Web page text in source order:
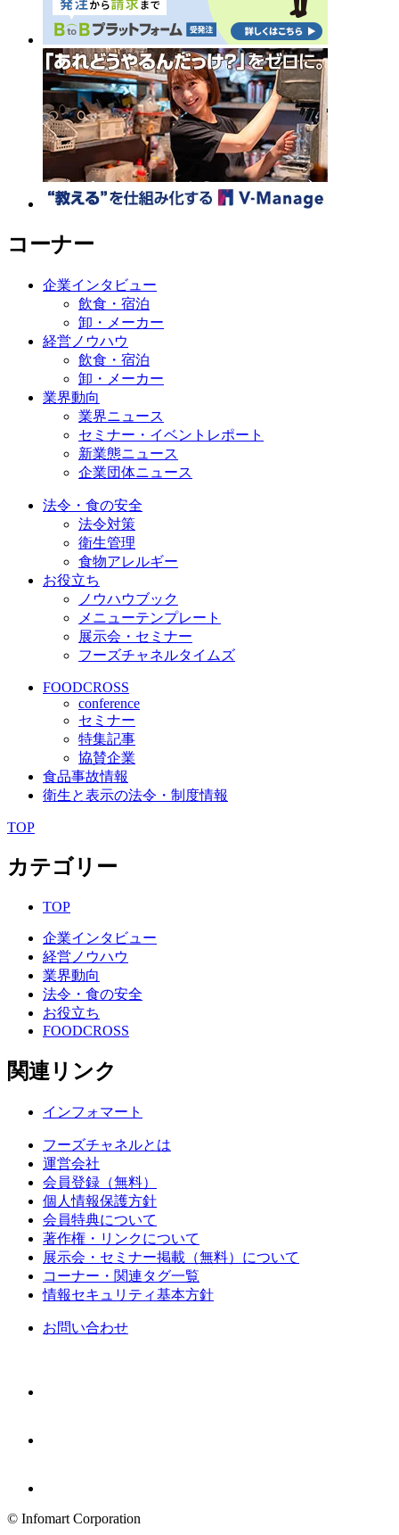
コーナー
企業インタビュー
飲食・宿泊
卸・メーカー
経営ノウハウ
飲食・宿泊
卸・メーカー
業界動向
業界ニュース
セミナー・イベントレポート
新業態ニュース
企業団体ニュース
法令・食の安全
法令対策
衛生管理
食物アレルギー
お役立ち
ノウハウブック
メニューテンプレート
展示会・セミナー
フーズチャネルタイムズ
FOODCROSS
conference
セミナー
特集記事
協賛企業
食品事故情報
衛生と表示の法令・制度情報
TOP
カテゴリー
TOP
企業インタビュー
経営ノウハウ
業界動向
法令・食の安全
お役立ち
FOODCROSS
関連リンク
インフォマート
フーズチャネルとは
運営会社
会員登録（無料）
個人情報保護方針
会員特典について
著作権・リンクについて
展示会・セミナー掲載（無料）について
コーナー・関連タグ一覧
情報セキュリティ基本方針
お問い合わせ
© Infomart Corporation